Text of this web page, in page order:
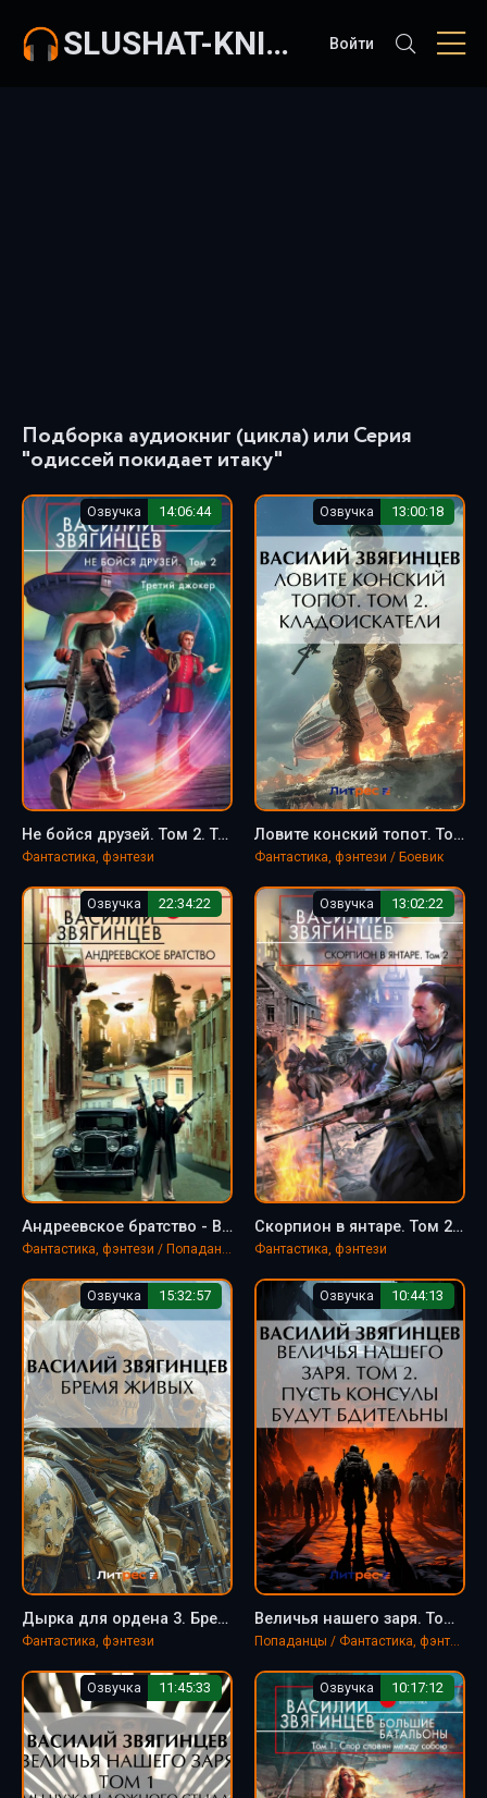
SLUSHAT-KNIGI.COM Войти
Подборка аудиокниг (цикла) или Серия
"одиссей покидает итаку"
Озвучка 14:06:44
Не бойся друзей. Том 2. Третий джокер - Василий Звягинцев
Фантастика, фэнтези
Озвучка 13:00:18
Ловите конский топот. Том 2. Кладоискатели - Василий Звягинцев
Фантастика, фэнтези / Боевик
Озвучка 22:34:22
Андреевское братство - Василий Звягинцев
Фантастика, фэнтези / Попаданцы / Альтернативная история
Озвучка 13:02:22
Скорпион в янтаре. Том 2. Криптократы - Василий Звягинцев
Фантастика, фэнтези
Озвучка 15:32:57
Дырка для ордена 3. Бремя живых - Василий Звягинцев
Фантастика, фэнтези
Озвучка 10:44:13
Величья нашего заря. Том 2. Пусть консулы будут бдительны - Василий Звягинцев
Попаданцы / Фантастика, фэнтези
Озвучка 11:45:33 Озвучка 10:17:12